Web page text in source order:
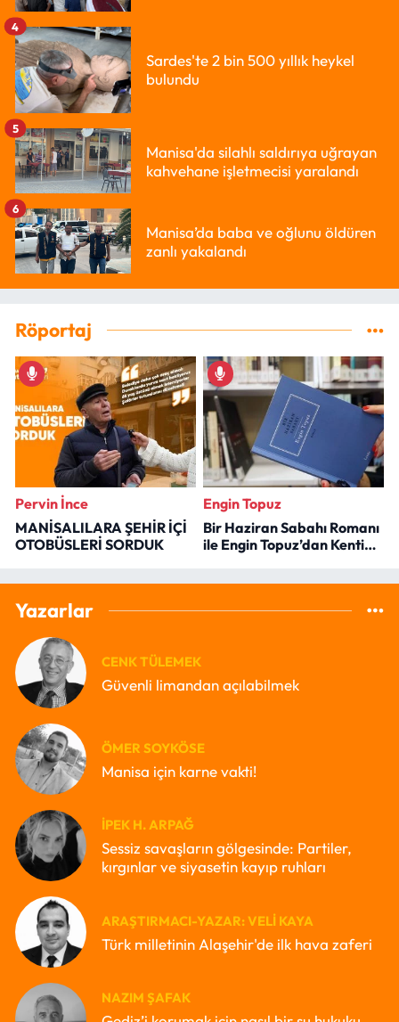
Sardes'te 2 bin 500 yıllık heykel
bulundu
4
Manisa'da silahlı saldırıya uğrayan
kahvehane işletmecisi yaralandı
5
Manisa’da baba ve oğlunu öldüren
zanlı yakalandı
6
Röportaj
Pervin İnce
MANİSALILARA ŞEHİR İÇİ
OTOBÜSLERİ SORDUK
Engin Topuz
Bir Haziran Sabahı Romanı
ile Engin Topuz’dan Kenti
Yazarlar
CENK TÜLEMEK
Güvenli limandan açılabilmek
ÖMER SOYKÖSE
Manisa için karne vakti!
İPEK H. ARPAĞ
Sessiz savaşların gölgesinde: Partiler,
kırgınlar ve siyasetin kayıp ruhları
ARAŞTIRMACI-YAZAR: VELI KAYA
Türk milletinin Alaşehir'de ilk hava zaferi
NAZIM ŞAFAK